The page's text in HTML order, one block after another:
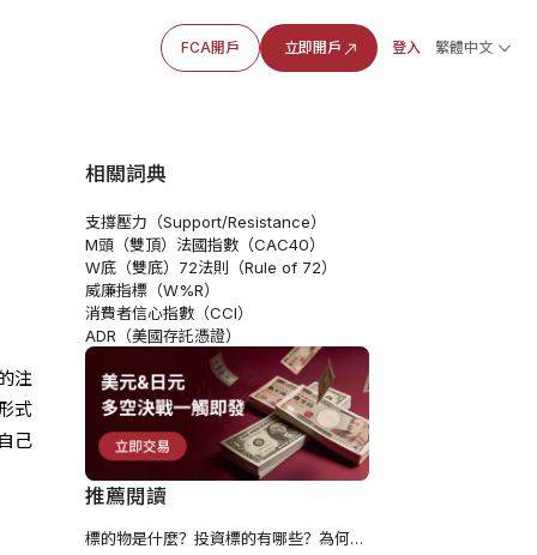
FCA開戶 立即開戶 登入 繁體中文
注
式
己
相關詞典
支撐壓力（Support/Resistance）
M頭（雙頂） 法國指數（CAC40）
W底（雙底） 72法則（Rule of 72）
威廉指標（W%R）
消費者信心指數（CCI）
ADR（美國存託憑證）
推薦閱讀
標的物是什麼？投資標的有哪些？為何重要？如何挑選？